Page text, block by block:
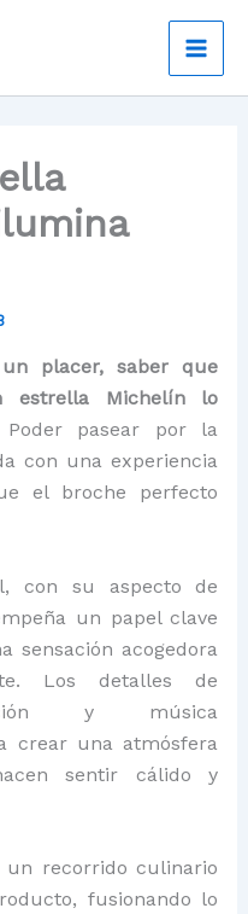
placer, saber que
estrella Michelín lo
pasear por la
con una experiencia
el broche perfecto
con su aspecto de
un papel clave
sensación acogedora
Los detalles de
y música
crear una atmósfera
sentir cálido y
un recorrido culinario
fusionando lo